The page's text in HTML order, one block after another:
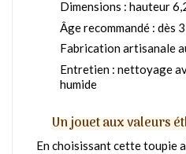
Dimensions : hauteur
Âge recommandé : dès
Fabrication artisanale
Entretien : nettoyage
humide
Un jouet aux valeurs
En choisissant cette toupie